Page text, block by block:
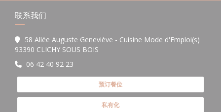
联系我们
58 Allée Auguste Geneviève - Cuisine Mode d'Emploi(s)
93390 CLICHY SOUS BOIS
06 42 40 92 23
预订餐位
私有化